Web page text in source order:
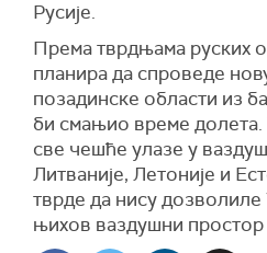
Русије.
Према тврдњама руских
планира да спроведе
позадинске области из
би смањио време долета.
све чешће улазе у
Литваније, Летоније и
тврде да нису дозволиле
њихов ваздушни простор